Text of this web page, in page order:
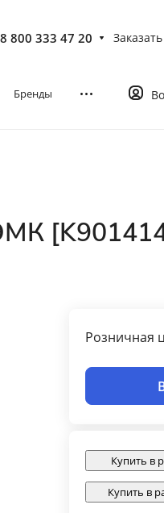
8 800 333 47 20
Бренды
Розничная
Купить в
Купить в